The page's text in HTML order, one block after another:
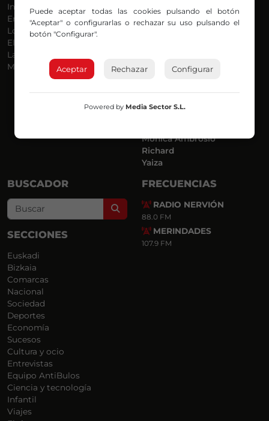
Informativos
En Ruta
Locos por la Música
El Supermadrugador
La Mañana de Radio Nervión
Más Madrugada
Eva Argote
Endika
Jon
Joseba
Luis Carlos
Mónica Ambrosio
Richard
Yaiza
BUSCADOR
Search
SECCIONES
Euskadi
Bizkaia
Comarcas
Nacional
Sociedad
Deportes
Economía
Sucesos
Cultura y ocio
Entrevistas
Equipo AntiBulos
Ciencia y tecnología
Infantil
Viajes
FRECUENCIAS
RADIO NERVIÓN
88.0 FM
MERINDADES
107.9 FM
Puede aceptar todas las cookies pulsando el botón
"Aceptar" o configurarlas o rechazar su uso pulsando el
botón "Configurar".
Aceptar Rechazar Configurar
Powered by Media Sector S.L.